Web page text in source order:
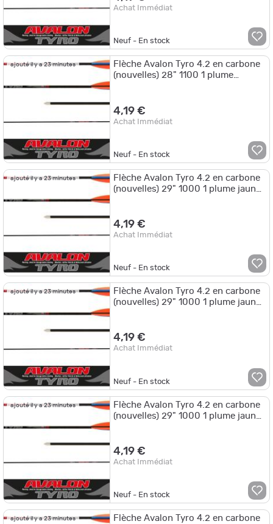
Achat Immédiat
Neuf - En stock
ajouté il y a 23 minutes
Flèche Avalon Tyro 4.2 en carbone
(nouvelles) 28" 1100 1 plume
4,19 €
Achat Immédiat
Neuf - En stock
ajouté il y a 23 minutes
Flèche Avalon Tyro 4.2 en carbone
(nouvelles) 29" 1000 1 plume jaune
4,19 €
Achat Immédiat
Neuf - En stock
ajouté il y a 23 minutes
Flèche Avalon Tyro 4.2 en carbone
(nouvelles) 29" 1000 1 plume jaune
4,19 €
Achat Immédiat
Neuf - En stock
ajouté il y a 23 minutes
Flèche Avalon Tyro 4.2 en carbone
(nouvelles) 29" 1000 1 plume jaune
4,19 €
Achat Immédiat
Neuf - En stock
ajouté il y a 23 minutes
Flèche Avalon Tyro 4.2 en carbone